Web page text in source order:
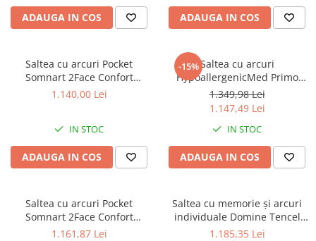
ADAUGA IN COS ADAUGA IN COS
Saltea cu arcuri Pocket
Somnart 2Face Confort
160x200, inaltime 22 cm, husa
1.140,00 Lei
IN STOC
ADAUGA IN COS
-15%Saltea cu arcuri
HypoallergenicMed Primo
Protect 160x200, înălțime 23
cm, ortopedică, husă
tratament antialergic,
fermitate mediu-tare, sistem
aerisire 3D
1.349,98 Lei
1.147,49 Lei
IN STOC
ADAUGA IN COS
Saltea cu arcuri Pocket
Somnart 2Face Confort
180x200, inaltime 22 cm, husa
1.161,87 Lei
Saltea cu memorie și arcuri
individuale Domine Tencel
Ultra Pocket Multilayer
1.185,35 Lei